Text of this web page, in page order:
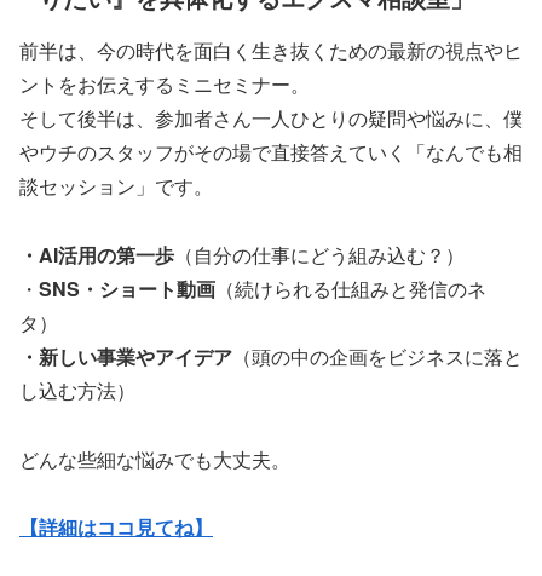
前半は、今の時代を面白く生き抜くための最新の視点やヒ
ントをお伝えするミニセミナー。
そして後半は、参加者さん一人ひとりの疑問や悩みに、僕
やウチのスタッフがその場で直接答えていく「なんでも相
談セッション」です。
・AI活用の第一歩 （自分の仕事にどう組み込む？）
・ SNS・ショート動画 （続けられる仕組みと発信のネ
タ）
・新しい事業やアイデア （頭の中の企画をビジネスに落と
し込む方法）
どんな些細な悩みでも大丈夫。
【詳細はココ見てね】